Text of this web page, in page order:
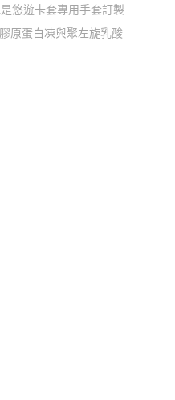
悠遊卡套專用手套訂製
原蛋白凍與聚左旋乳酸